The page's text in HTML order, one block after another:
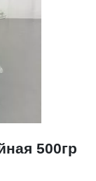
500гр